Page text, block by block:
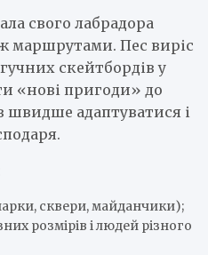
свого лабрадора
маршрутами. Пес виріс
скейтбордів у
«нові пригоди» до
швидше адаптуватися і
сквери, майданчики);
розмірів і людей різного